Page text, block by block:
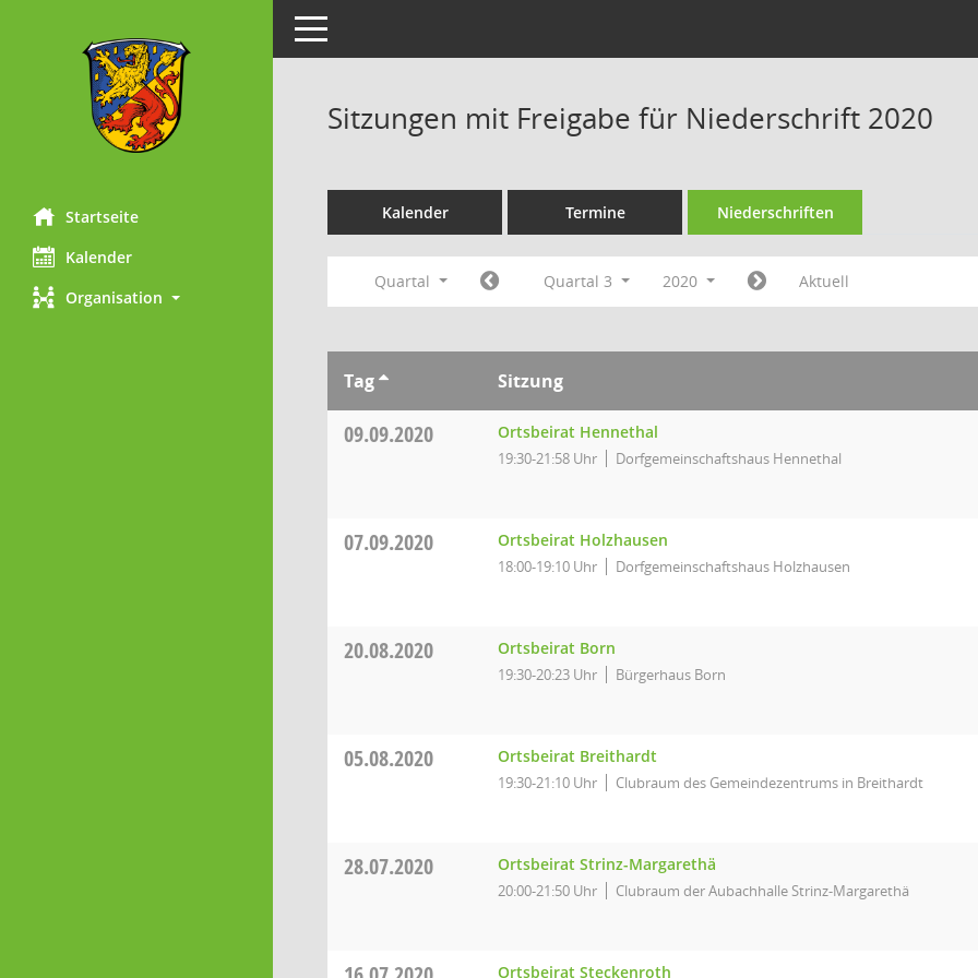
Startseite
Kalender
Organisation
Toggle navigation
Sitzungen mit Freigabe für Niederschrift 2020
Kalender Termine Niederschriften
Quartal Quartal 3 2020 Aktuell
Tag Sitzung
09.09.2020 Ortsbeirat Hennethal
19:30-21:58 Uhr Dorfgemeinschaftshaus Hennethal
07.09.2020 Ortsbeirat Holzhausen
18:00-19:10 Uhr Dorfgemeinschaftshaus Holzhausen
20.08.2020 Ortsbeirat Born
19:30-20:23 Uhr Bürgerhaus Born
05.08.2020 Ortsbeirat Breithardt
19:30-21:10 Uhr Clubraum des Gemeindezentrums in Breithardt
28.07.2020 Ortsbeirat Strinz-Margarethä
20:00-21:50 Uhr Clubraum der Aubachhalle Strinz-Margarethä
Ortsbeirat Steckenroth